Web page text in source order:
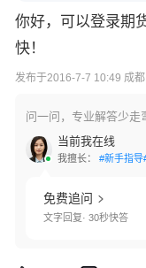
你好，可以登录期
快！
发布于2016-7-7 10:49 成都
问一问，专业解答少走
当前我在线
我擅长： #新手指导
免费追问
文字回复· 30秒快答